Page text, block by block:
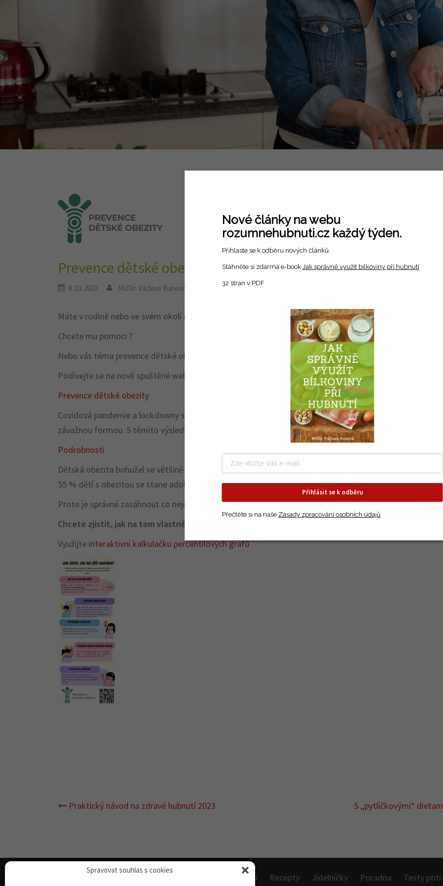
Spravovat souhlas s cookies
Prevence dětské obezity
4. 10. 2023 MUDr. Václava Kunová Aktuality
Máte v rodině nebo ve svém okolí dítě se sklonem k obezitě ?
Chcete mu pomoci ?
Nebo vás téma prevence dětské obezity zajímá ?
Podívejte se na nově spuštěné webové stránky
Prevence dětské obezity
Covidová pandemie a lockdowny se bohužel na dětské populaci podepsaly a v současné době trpí
závažnou formou. S těmito výsledky přišla poslední studie u 4386 dětí provedená v ordinacích pediatrů v
Podrobnosti
Dětská obezita bohužel ve většině případů přetrvává do dospělosti.
55 % dětí s obezitou se stane adolescenty s obezitou, 80 % adolescentů s obezitou si nese obezitu do
Proto je správné zasáhnout co nejdříve.
Chcete zjistit, jak na tom vlastně je vaše dítě ?
Využijte interaktivní kalkulačku percentilových grafů
Post
Praktický návod na zdravé hubnutí 2023
S ,,pytlíčkovými“
MUDr. Kunová Příběhy o hubnutí Recepty Jídelníčky Poradna Testy
Nové články na webu
rozumnehubnuti.cz každý týden.
Přihlaste se k odběru nových článků.
Stáhněte si zdarma e-book Jak správně využít bílkoviny při hubnutí
32 stran v PDF
Přihlásit se k odběru
Přečtěte si na naše Zásady zpracování osobních údajů